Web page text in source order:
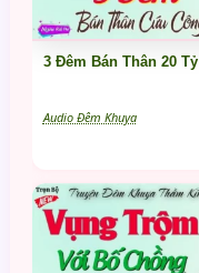
3 Đêm Bán Thân 20 Tỷ
Audio Đêm Khuya